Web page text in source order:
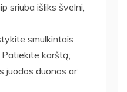
sriuba išliks švelni,
smulkintais
Patiekite karštą;
juodos duonos ar